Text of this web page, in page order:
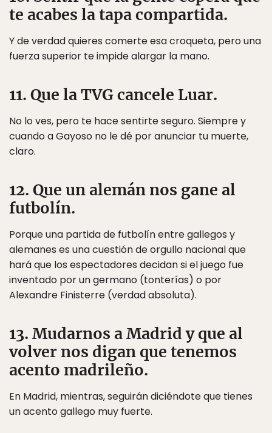
te acabes la tapa compartida.
Y de verdad quieres comerte esa croqueta, pero una
fuerza superior te impide alargar la mano.
11. Que la TVG cancele Luar.
No lo ves, pero te hace sentirte seguro. Siempre y
cuando a Gayoso no le dé por anunciar tu muerte,
claro.
12. Que un alemán nos gane al
futbolín.
Porque una partida de futbolín entre gallegos y
alemanes es una cuestión de orgullo nacional que
hará que los espectadores decidan si el juego fue
inventado por un germano (tonterías) o por
Alexandre Finisterre (verdad absoluta).
13. Mudarnos a Madrid y que al
volver nos digan que tenemos
acento madrileño.
En Madrid, mientras, seguirán diciéndote que tienes
un acento gallego muy fuerte.